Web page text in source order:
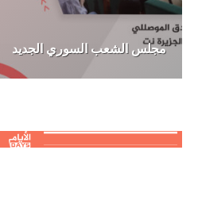
مجلس الشعب السوري الجديد